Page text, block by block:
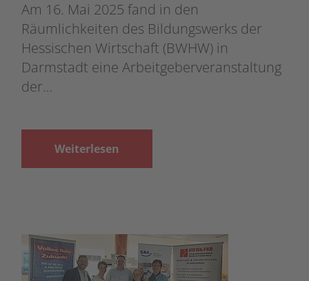
Am 16. Mai 2025 fand in den
Räumlichkeiten des Bildungswerks der
Hessischen Wirtschaft (BWHW) in
Darmstadt eine Arbeitgeberveranstaltung
der…
Weiterlesen